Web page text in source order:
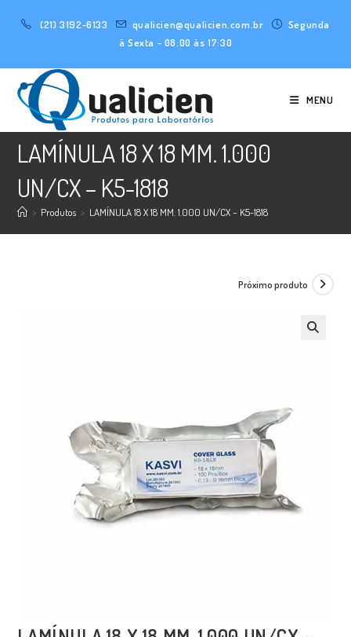
conteúdo
(21) 3192-6133 qualicien@qualicien.com.br
Segunda
à Sexta - 08:00 às 17:30
MENU
LAMÍNULA 18 X 18 MM. 1.000
UN/CX – K5-1818
> Produtos > LAMÍNULA 18 X 18 MM. 1.000 UN/CX – K5-1818
Próximo produto